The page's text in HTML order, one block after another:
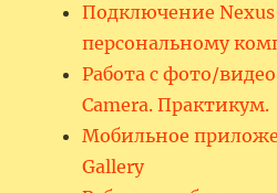
Подключение
персональному
Работа с фото/
Camera. Практикум.
Мобильное
Gallery